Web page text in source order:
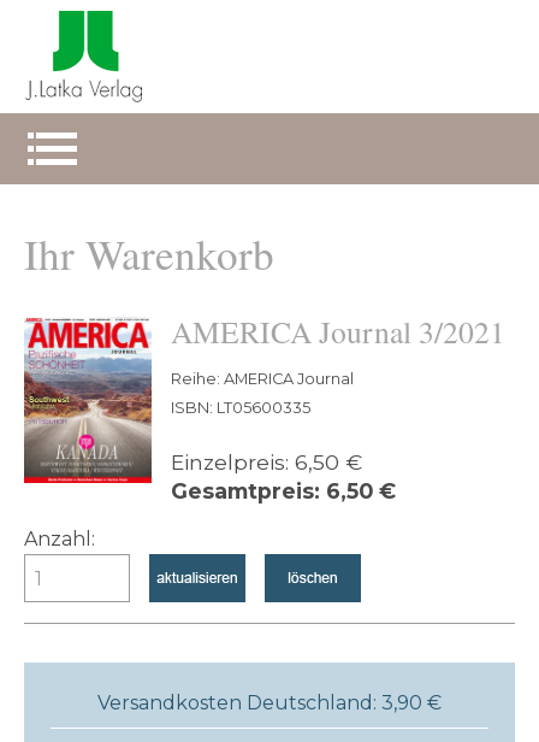
Ihr Warenkorb
AMERICA Journal 3/2021
Reihe: AMERICA Journal
ISBN: LT05600335
Einzelpreis: 6,50 €
Gesamtpreis: 6,50 €
Anzahl:
Versandkosten Deutschland: 3,90 €